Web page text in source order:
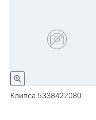
Клипса 5338422080